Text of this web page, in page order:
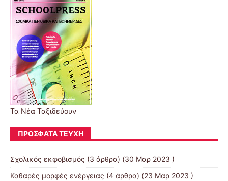
Τα Νέα Ταξιδεύουν
ΠΡΌΣΦΑΤΑ ΤΕΎΧΗ
Σχολικός εκφοβισμός (3 άρθρα) (30 Μαρ 2023 )
Καθαρές μορφές ενέργειας (4 άρθρα) (23 Μαρ 2023 )